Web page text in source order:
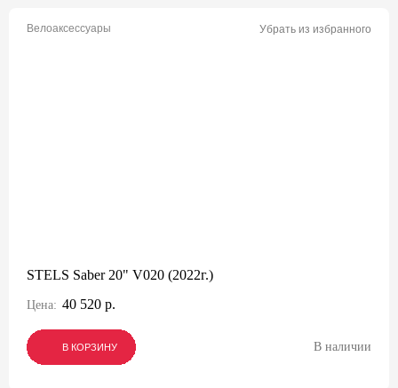
Велоаксессуары Убрать из избранного
STELS Saber 20" V020 (2022г.)
Цена: 40 520 р.
В КОРЗИНУ
В КОРЗИНУ
В КОРЗИНУ В наличии